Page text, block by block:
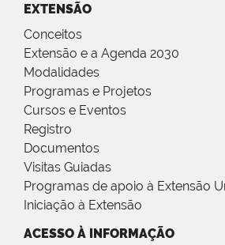
EXTENSÃO
Conceitos
Extensão e a Agenda 2030
Modalidades
Programas e Projetos
Cursos e Eventos
Registro
Documentos
Visitas Guiadas
Programas de apoio à Extensão
Iniciação à Extensão
ACESSO À INFORMAÇÃO